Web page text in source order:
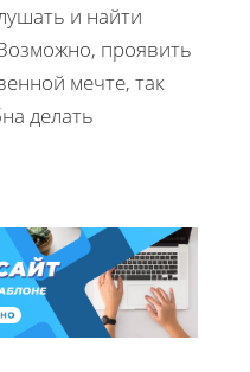
и найти
проявить
мечте, так
делать